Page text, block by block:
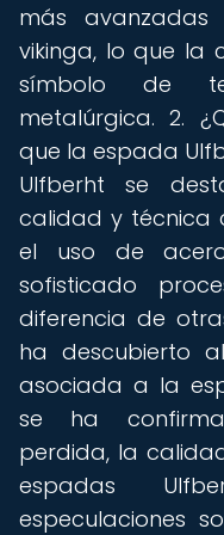
más
vikinga, lo que la
símbolo de
metalúrgica. 2.
que la espada
Ulfberht se
calidad y técnica
el uso de
sofisticado
diferencia de
ha descubierto
asociada a la
se ha
perdida, la
espadas
especulaciones